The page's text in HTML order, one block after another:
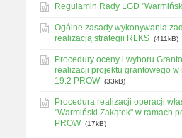
Regulamin Rady LGD
Ogólne zasady wykonywania
realizacją strategii RLKS (411kB)
Procedury oceny i wyboru
realizacji projektu grantowego w
19.2 PROW (33kB)
Procedura realizacji operacji
"Warmiński Zakątek" w ramach
PROW (17kB)